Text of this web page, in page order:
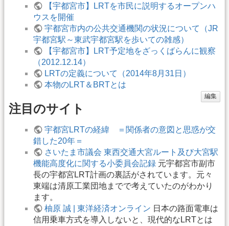
【宇都宮市】LRTを市民に説明するオープンハ
ウスを開催
宇都宮市内の公共交通機関の状況について（JR
宇都宮駅～東武宇都宮駅を歩いての雑感）
【宇都宮市】LRT予定地をざっくばらんに観察
（2012.12.14）
LRTの定義について（2014年8月31日）
本物のLRT＆BRTとは
編集
注目のサイト
宇都宮LRTの経緯 ＝関係者の意図と思惑が交
錯した20年＝
さいたま市議会 東西交通大宮ルート及び大宮駅
機能高度化に関する小委員会記録 元宇都宮市副市
長の宇都宮LRT計画の裏話がされています。元々
東端は清原工業団地までで考えていたのがわかり
ます。
柚原 誠 | 東洋経済オンライン 日本の路面電車は
信用乗車方式を導入しないと、現代的なLRTとは